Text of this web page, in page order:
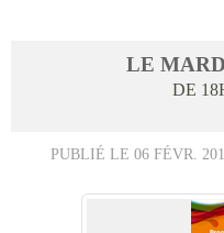
LE
DE
PUBLIÉ LE 06 FÉVR.